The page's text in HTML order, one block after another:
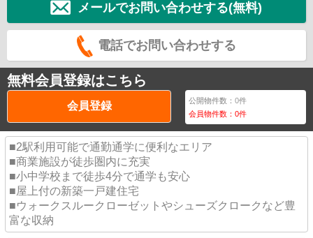
メールでお問い合わせする(無料)
電話でお問い合わせする
無料会員登録はこちら
会員登録 公開物件数：0件
会員物件数：0件
■2駅利用可能で通勤通学に便利なエリア
■商業施設が徒歩圏内に充実
■小中学校まで徒歩4分で通学も安心
■屋上付の新築一戸建住宅
■ウォークスルークローゼットやシューズクロークなど豊
富な収納